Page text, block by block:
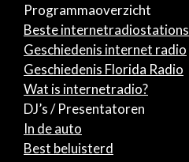
Programmaoverzicht
Beste internetradiostations
Geschiedenis internet radio
Geschiedenis Florida Radio
Wat is internetradio?
DJ’s / Presentatoren
In de auto
Best beluisterd